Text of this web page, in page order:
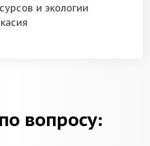
и экологии
вопросу: